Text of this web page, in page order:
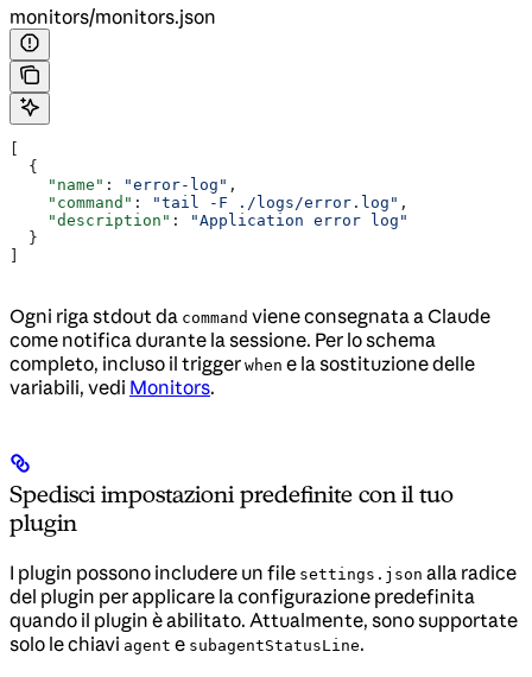
monitors/monitors.json
[
  {
    "name"
: "error-log" ,
    "command"
: "tail -F ./logs/error.log" ,
    "description"
:
"Application error log"
  }
]
Ogni riga stdout da command viene consegnata a Claude
come notifica durante la sessione. Per lo schema
completo, incluso il trigger when e la sostituzione delle
variabili, vedi Monitors.
Spedisci impostazioni predefinite con il tuo
plugin
I plugin possono includere un file settings.json alla radice
del plugin per applicare la configurazione predefinita
quando il plugin è abilitato. Attualmente, sono supportate
solo le chiavi agent e subagentStatusLine.